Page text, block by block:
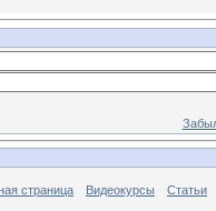
страница Видеокурсы Статьи